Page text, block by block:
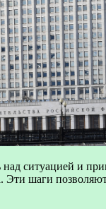
над ситуацией и
шаги